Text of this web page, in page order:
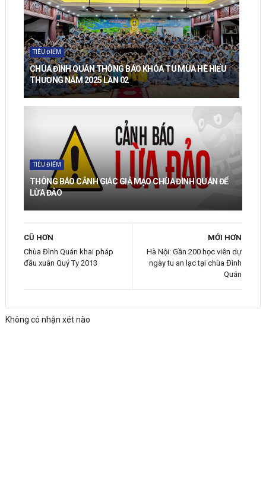
TIÊU ĐIỂM
CHÙA ĐÌNH QUÁN THÔNG BÁO KHÓA TU MÙA HÈ HIỂU
THƯƠNG NĂM 2025 LẦN 02
TIÊU ĐIỂM
THÔNG BÁO CẢNH GIÁC GIẢ MẠO CHÙA ĐÌNH QUÁN ĐỂ
LỪA ĐẢO
MỚI HƠN
Hà Nội: Gần 200 học viên dự
ngày tu an lạc tại chùa Đình
Quán
CŨ HƠN
Chùa Đình Quán khai pháp
đầu xuân Quý Tỵ 2013
Không có nhận xét nào